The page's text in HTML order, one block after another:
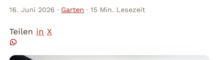
16. Juni 2026 · Garten ·15 Min. Lesezeit
Teilen in X